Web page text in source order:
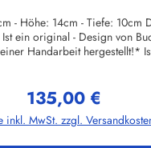
- Höhe: 14cm - Tiefe: 10cm
Handarbeit hergestellt!*
Ist mit echtem Siegellack und
(Petschaft) versiegelt, kein
kein Papier! Hat einen
Regulärer Preis:
135,00 €
inkl. MwSt. zzgl.